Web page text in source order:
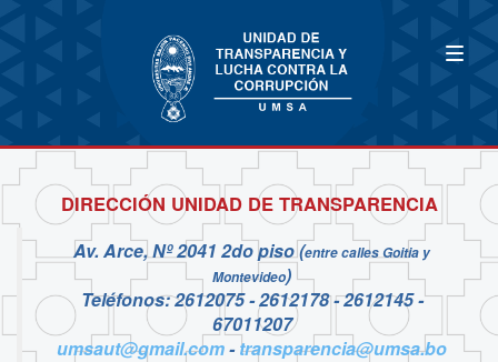
DIRECCIÓN UNIDAD DE TRANSPARENCIA
Av. Arce, Nº 2041 2do piso (entre calles Goitia y
Montevideo)
Teléfonos: 2612075 - 2612178 - 2612145 -
67011207
umsaut@gmail.com-transparencia@umsa.bo